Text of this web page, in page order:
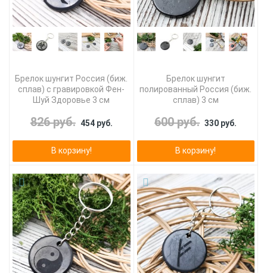
Брелок шунгит Россия (биж.
сплав) с гравировкой Фен-
Шуй Здоровье 3 см
826 руб. 454 руб.
В корзину!
Брелок шунгит
полированный Россия (биж.
сплав) 3 см
600 руб. 330 руб.
В корзину!